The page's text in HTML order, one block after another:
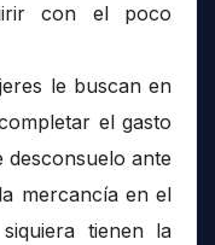
con el poco
le buscan en
el gasto
desconsuelo ante
mercancía en el
tienen la